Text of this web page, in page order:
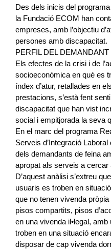
Des dels inicis del
la Fundació ECOM han
empreses, amb l’objectiu
persones amb discapacitat.
PERFIL DEL
Els efectes de la crisi i de
socioeconòmica en què es
índex d’atur, retallades en
prestacions, s’està fent
discapacitat que han vist
social i empitjorada la seva
En el marc del programa
Serveis d’Integració
dels demandants de feina
apropat als serveis a cercar
D’aquest anàlisi s’extreu
usuaris es troben en
que no tenen vivenda
pisos compartits, pisos
en una vivenda il•legal,
troben en una situació
disposar de cap vivenda